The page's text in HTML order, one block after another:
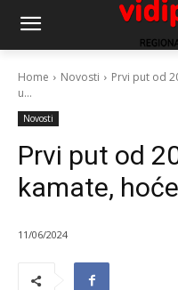
Home Novosti
Prvi put od
u...
Novosti
Prvi put od
kamate,
11/06/2024